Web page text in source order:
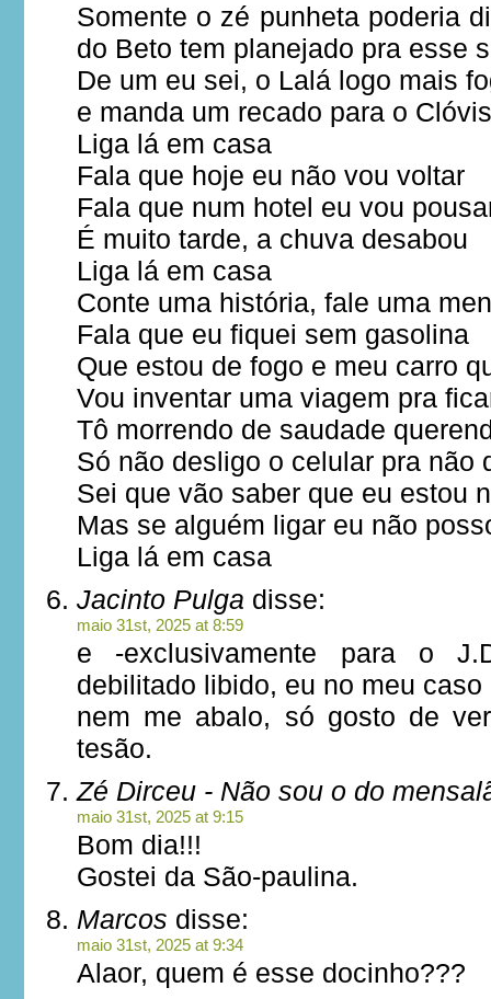
Somente o zé punheta poderia
do Beto tem planejado pra esse
De um eu sei, o Lalá logo mais
e manda um recado para o
Liga lá em casa
Fala que hoje eu não vou voltar
Fala que num hotel eu vou
É muito tarde, a chuva desabou
Liga lá em casa
Conte uma história, fale uma
Fala que eu fiquei sem gasolina
Que estou de fogo e meu carro
Vou inventar uma viagem pra
Tô morrendo de saudade
Só não desligo o celular pra não
Sei que vão saber que eu estou
Mas se alguém ligar eu não
Liga lá em casa
Jacinto Pulga disse:
maio 31st, 2025 at 8:59
e -exclusivamente para o
debilitado libido, eu no meu caso
nem me abalo, só gosto de
tesão.
Zé Dirceu - Não sou o do
maio 31st, 2025 at 9:15
Bom dia!!!
Gostei da São-paulina.
Marcos disse:
maio 31st, 2025 at 9:34
Alaor, quem é esse docinho???